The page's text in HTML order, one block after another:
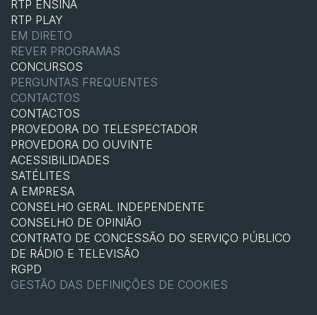
RTP ENSINA
RTP PLAY
EM DIRETO
REVER PROGRAMAS
CONCURSOS
PERGUNTAS FREQUENTES
CONTACTOS
CONTACTOS
PROVEDORA DO TELESPECTADOR
PROVEDORA DO OUVINTE
ACESSIBILIDADES
SATÉLITES
A EMPRESA
CONSELHO GERAL INDEPENDENTE
CONSELHO DE OPINIÃO
CONTRATO DE CONCESSÃO DO SERVIÇO PÚBLICO
DE RÁDIO E TELEVISÃO
RGPD
GESTÃO DAS DEFINIÇÕES DE COOKIES